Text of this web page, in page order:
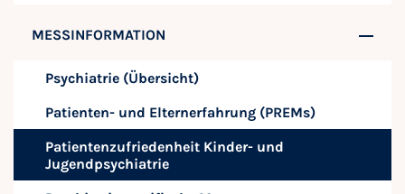
MESSINFORMATION
Psychiatrie (Übersicht)
Patienten- und Elternerfahrung (PREMs)
Patientenzufriedenheit Kinder- und
Jugendpsychiatrie